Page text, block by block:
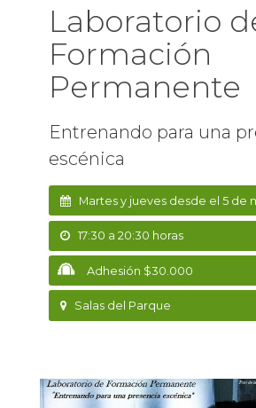
Laboratorio
Formación
Permanente
Entrenando para una
escénica
Martes y jueves desde el 5 de
17:30 a 20:30 horas
Adhesión $30.000
Salas del Parque